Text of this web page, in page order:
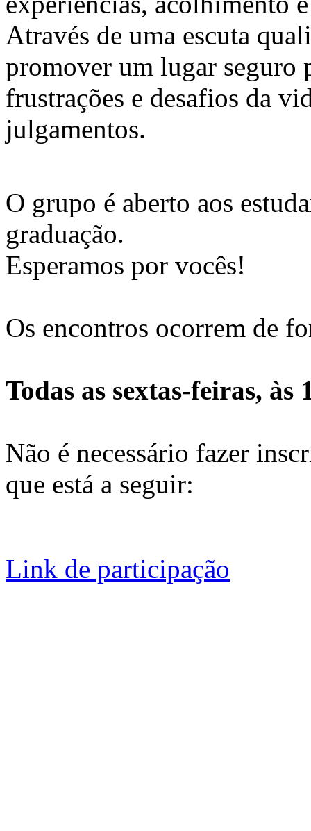
Através de uma escuta
promover um lugar seguro
frustrações e desafios da
julgamentos.
O grupo é aberto aos
graduação.
Esperamos por vocês!
Os encontros ocorrem de
Todas as sextas-feiras, às
Não é necessário fazer
que está a seguir:
Link de participação